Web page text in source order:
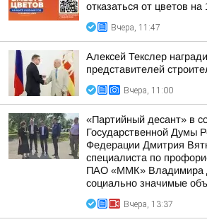
отказаться от цветов на
Вчера, 11:47
Алексей Текслер
представителей
Вчера, 11:00
«Партийный десант» в
Государственной Думы
Федерации Дмитрия
специалиста по
ПАО «ММК» Владимира
социально значимые
Вчера, 13:37